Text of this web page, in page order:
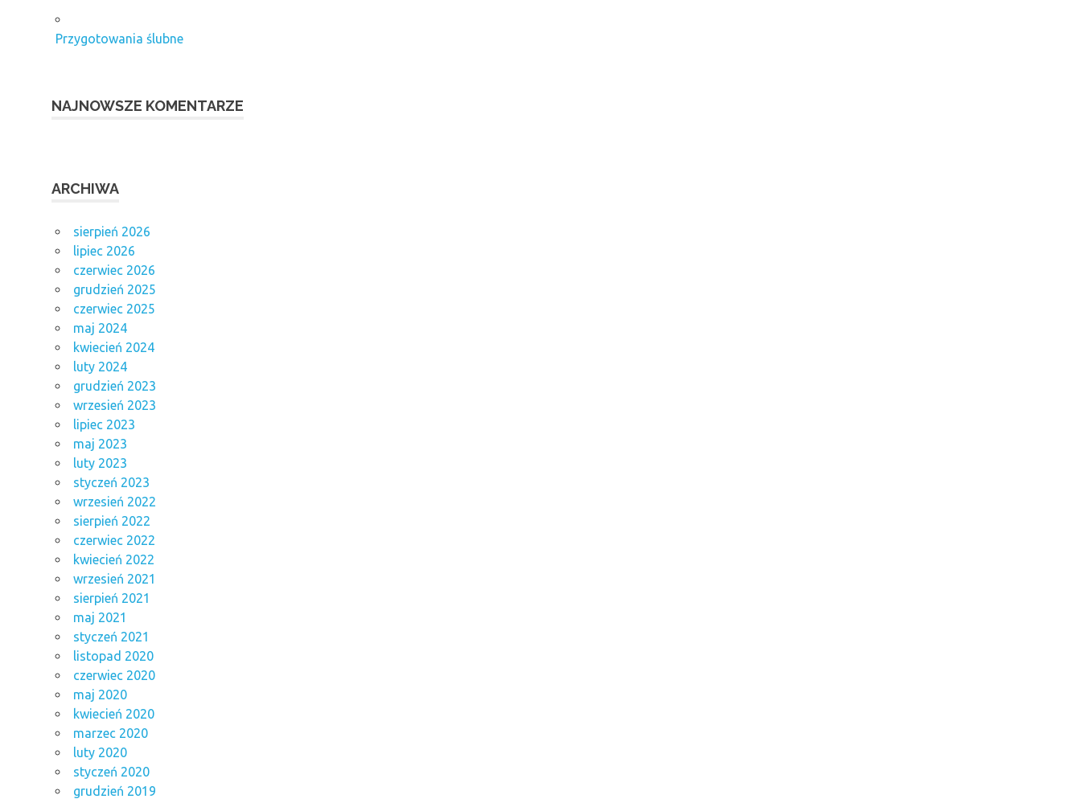
Przygotowania ślubne
NAJNOWSZE KOMENTARZE
ARCHIWA
sierpień 2026
lipiec 2026
czerwiec 2026
grudzień 2025
czerwiec 2025
maj 2024
kwiecień 2024
luty 2024
grudzień 2023
wrzesień 2023
lipiec 2023
maj 2023
luty 2023
styczeń 2023
wrzesień 2022
sierpień 2022
czerwiec 2022
kwiecień 2022
wrzesień 2021
sierpień 2021
maj 2021
styczeń 2021
listopad 2020
czerwiec 2020
maj 2020
kwiecień 2020
marzec 2020
luty 2020
styczeń 2020
grudzień 2019